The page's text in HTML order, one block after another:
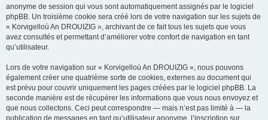
anonyme de session qui vous sont automatiquement assignés par le logiciel
phpBB. Un troisième cookie sera créé lors de votre navigation sur les sujets de
« Korvigelloù An DROUIZIG », archivant de ce fait tous les sujets que vous
avez consultés et permettant d’améliorer votre confort de navigation en tant
qu’utilisateur.
Lors de votre navigation sur « Korvigelloù An DROUIZIG », nous pouvons
également créer une quatrième sorte de cookies, externes au document qui
est prévu pour couvrir uniquement les pages créées par le logiciel phpBB. La
seconde manière est de récupérer les informations que vous nous envoyez et
que nous collectons. Ceci peut correspondre — mais n’est pas limité à — la
publication de messages en tant qu’utilisateur anonyme, l’inscription sur